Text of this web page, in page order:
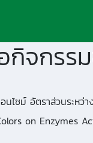
ไซม์ อัตราส่วนระหว่
on Enzymes